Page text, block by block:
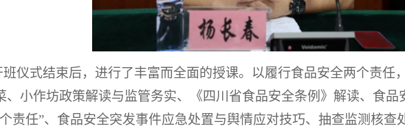
班仪式结束后，进行了丰富而全面的授课。以履行食品安全两个责任
、小作坊政策解读与监管务实、《四川省食品安全条例》解读、食品
责任”、食品安全突发事件应急处置与舆情应对技巧、抽查监测核查